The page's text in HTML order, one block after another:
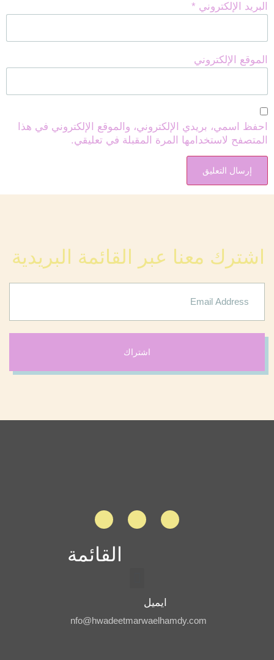
البريد الإلكتروني *
الموقع الإلكتروني
احفظ اسمي، بريدي الإلكتروني، والموقع الإلكتروني في هذا
المتصفح لاستخدامها المرة المقبلة في تعليقي.
اشترك معنا عبر القائمة البريدية
اشتراك
القائمة
ايميل
nfo@hwadeetmarwaelhamdy.com